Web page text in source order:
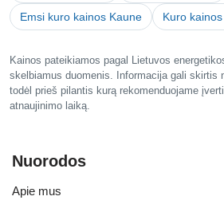
Emsi kuro kainos Kaune Kuro
Kainos pateikiamos pagal Lietuvos
skelbiamus duomenis. Informacija gali skirtis
todėl prieš pilantis kurą rekomenduojame
atnaujinimo laiką.
Nuorodos
Apie mus